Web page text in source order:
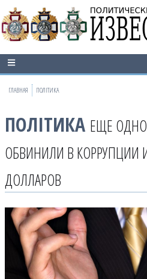
ГЛАВНАЯ ПОЛІТИКА
ПОЛІТИКА ЕЩЕ
ОБВИНИЛИ В КОРРУПЦИИ
ДОЛЛАРОВ